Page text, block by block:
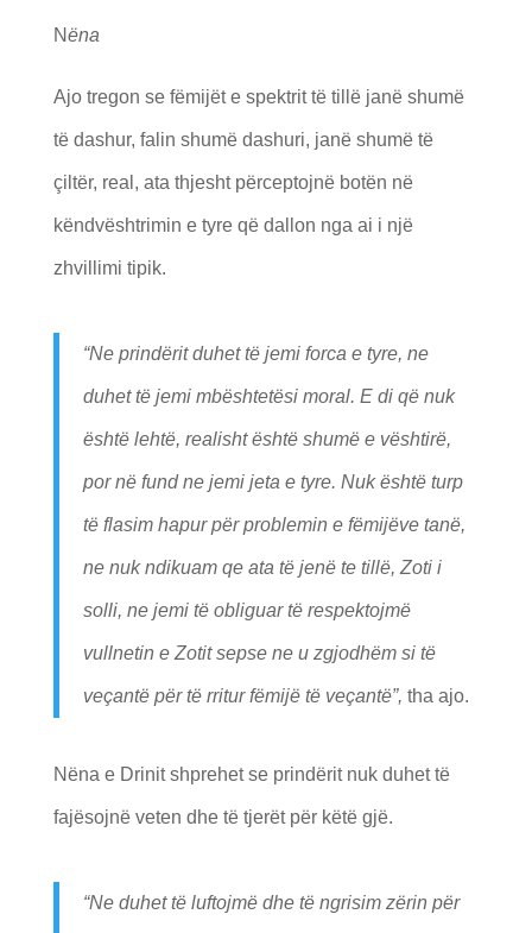
Nëna
Ajo tregon se fëmijët e spektrit të tillë janë shumë
të dashur, falin shumë dashuri, janë shumë të
çiltër, real, ata thjesht përceptojnë botën në
këndvështrimin e tyre që dallon nga ai i një
zhvillimi tipik.
“Ne prindërit duhet të jemi forca e tyre, ne
duhet të jemi mbështetësi moral. E di që nuk
është lehtë, realisht është shumë e vështirë,
por në fund ne jemi jeta e tyre. Nuk është turp
të flasim hapur për problemin e fëmijëve tanë,
ne nuk ndikuam qe ata të jenë te tillë, Zoti i
solli, ne jemi të obliguar të respektojmë
vullnetin e Zotit sepse ne u zgjodhëm si të
veçantë për të rritur fëmijë të veçantë”, tha ajo.
Nëna e Drinit shprehet se prindërit nuk duhet të
fajësojnë veten dhe të tjerët për këtë gjë.
“Ne duhet të luftojmë dhe të ngrisim zërin për